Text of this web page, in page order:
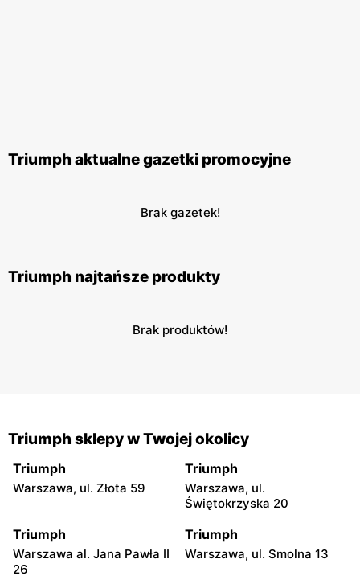
Triumph aktualne gazetki promocyjne
Brak gazetek!
Triumph najtańsze produkty
Brak produktów!
Triumph sklepy w Twojej okolicy
Triumph
Warszawa, ul. Złota 59
Triumph
Warszawa, ul.
Świętokrzyska 20
Triumph
Warszawa al. Jana Pawła II
26
Triumph
Warszawa, ul. Smolna 13